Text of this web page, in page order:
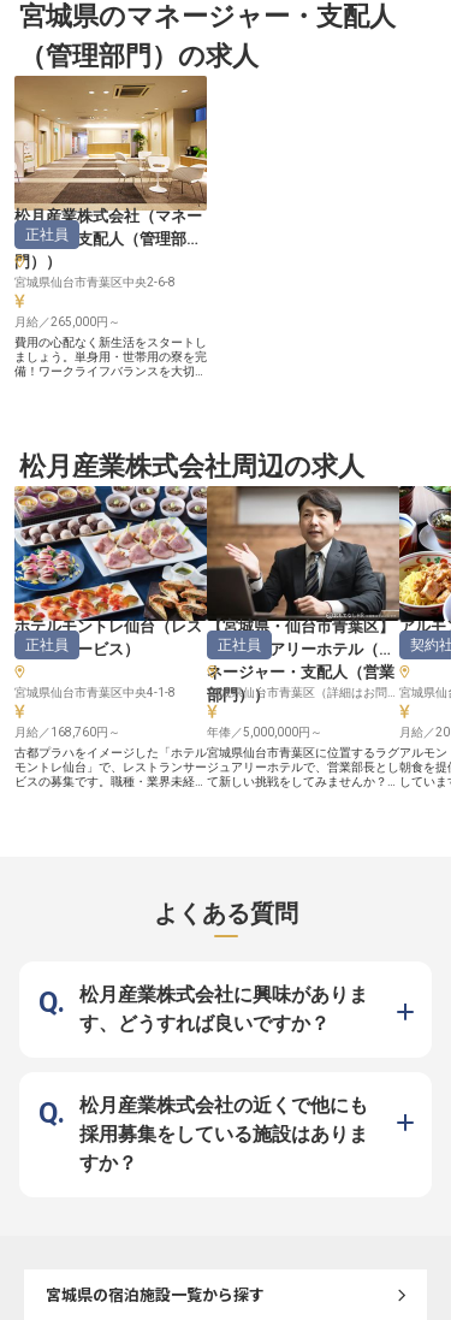
宮城県のマネージャー・支配人
（管理部門）の求人
松月産業株式会社（マネー
ジャー・支配人（管理部
門）
）
正社員
宮城県仙台市青葉区中央2-6-8
月給／265,000円～
費用の心配なく新生活をスタートし
ましょう。単身用・世帯用の寮を完
備！ワークライフバランスを大切に
型ビジネスホテルの店舗管理マネー
ジャーにチャレンジしませんか？あ
なたのパソコンスキルやマネジメン
トスキルを存分に発揮してくださ
い。※この求人は2022年1月18日時
点の情報です
松月産業株式会社周辺の求人
ホテルモントレ仙台（レス
トランサービス ）
正社員
宮城県仙台市青葉区中央4-1-8
月給／168,760円～
古都プラハをイメージした「ホテル
モントレ仙台」で、レストランサー
ビスの募集です。職種・業界未経験
おもてなしをお願いします。※2023
年12月15日時点の情報です
【宮城県・仙台市青葉区】
ラグジュアリーホテル（マ
ネージャー・支配人（営業
部門））
正社員
年俸／5,000,000円～
宮城県仙台市青葉区に位置するラグ
ジュアリーホテルで、営業部長とし
て新しい挑戦をしてみませんか？業
たサービス提供を追求していきまし
ょう。充実した毎日が待っていま
す。正社員として、安定した雇用環
アルモ
理部門
契約社
月給／
アルモン
朝食を提
してい
よくある質問
松月産業株式会社に興味がありま
す、どうすれば良いですか？
松月産業株式会社の近くで他にも
採用募集をしている施設はありま
すか？
宮城県の宿泊施設一覧から探す